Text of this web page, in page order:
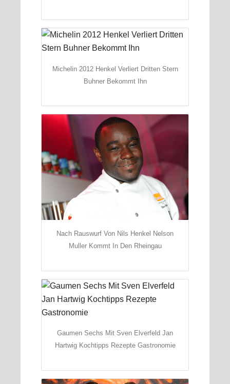
Michelin 2012 Henkel Verliert Dritten Stern
Buhner Bekommt Ihn
Nach Rauswurf Von Nils Henkel Nelson
Muller Kommt In Den Rheingau
Gaumen Sechs Mit Sven Elverfeld Jan
Hartwig Kochtipps Rezepte Gastronomie